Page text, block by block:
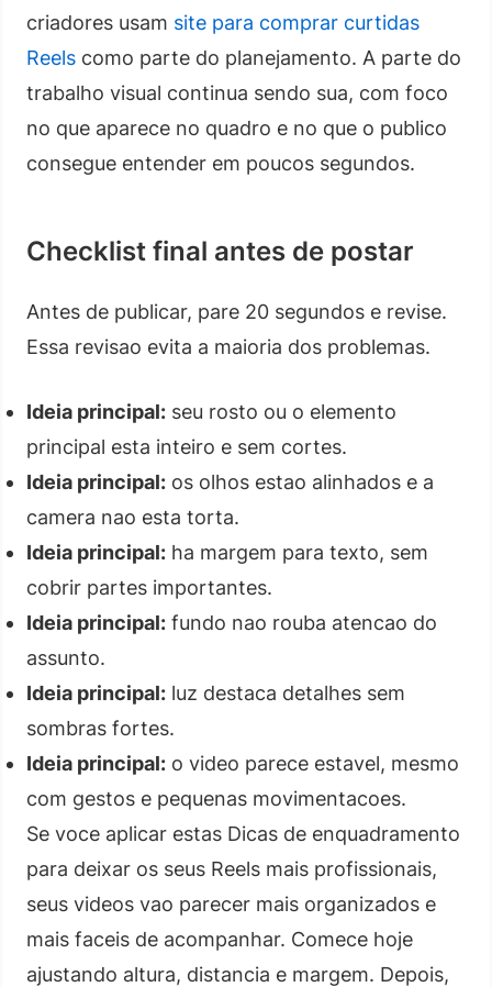
criadores usam site para comprar curtidas
Reels como parte do planejamento. A parte do
trabalho visual continua sendo sua, com foco
no que aparece no quadro e no que o publico
consegue entender em poucos segundos.
Checklist final antes de postar
Antes de publicar, pare 20 segundos e revise.
Essa revisao evita a maioria dos problemas.
Ideia principal: seu rosto ou o elemento
principal esta inteiro e sem cortes.
Ideia principal: os olhos estao alinhados e a
camera nao esta torta.
Ideia principal: ha margem para texto, sem
cobrir partes importantes.
Ideia principal: fundo nao rouba atencao do
assunto.
Ideia principal: luz destaca detalhes sem
sombras fortes.
Ideia principal: o video parece estavel, mesmo
com gestos e pequenas movimentacoes.
Se voce aplicar estas Dicas de enquadramento
para deixar os seus Reels mais profissionais,
seus videos vao parecer mais organizados e
mais faceis de acompanhar. Comece hoje
ajustando altura, distancia e margem. Depois,